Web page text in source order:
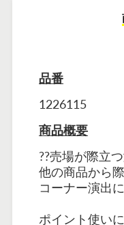
品番
1226115
商品概要
??売場が際立
他の商品から
コーナー演出
ポイント使い